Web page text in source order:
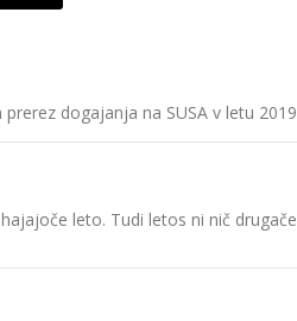
dogajanja na SUSA v letu
leto. Tudi letos ni nič